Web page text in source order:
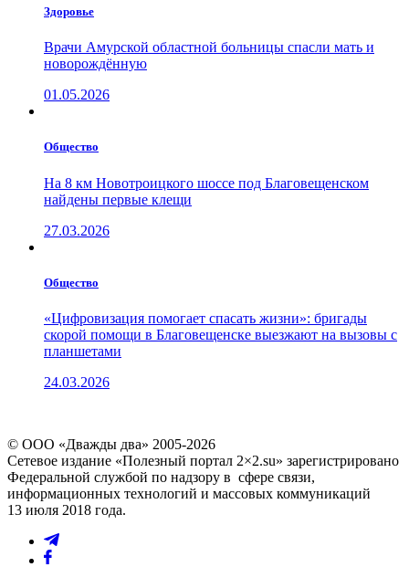
Здоровье
Врачи Амурской областной больницы спасли мать и
новорождённую
01.05.2026
Общество
На 8 км Новотроицкого шоссе под Благовещенском
найдены первые клещи
27.03.2026
Общество
«Цифровизация помогает спасать жизни»: бригады
скорой помощи в Благовещенске выезжают на вызовы с
планшетами
24.03.2026
© ООО «Дважды два» 2005-2026
Сетевое издание «Полезный портал 2×2.su» зарегистрировано
Федеральной службой по надзору в сфере связи,
информационных технологий и массовых коммуникаций
13 июля 2018 года.